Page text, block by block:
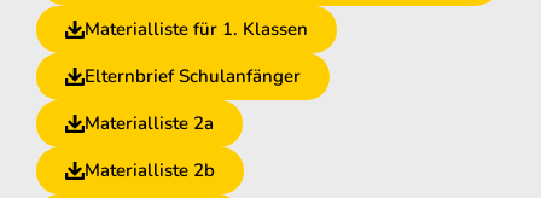
Materialliste für 1. Klassen
Elternbrief Schulanfänger
Materialliste 2a
Materialliste 2b